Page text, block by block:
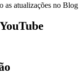
as atualizações no